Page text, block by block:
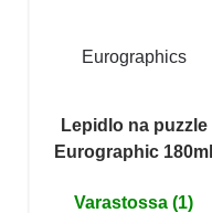
Eurographics
Lepidlo na puzzle
Eurographic 180ml
Varastossa (1)